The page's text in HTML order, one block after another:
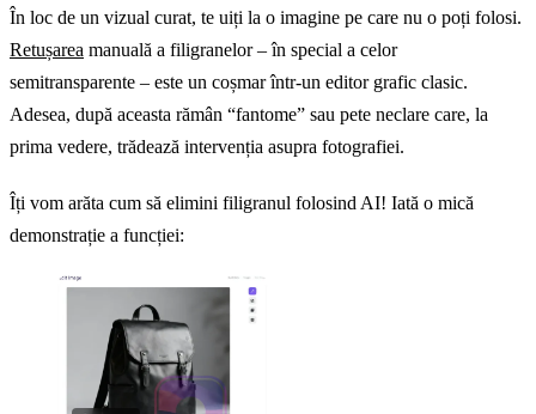
În loc de un vizual curat, te uiți la o imagine pe care nu o poți folosi.
Retușarea manuală a filigranelor – în special a celor
semitransparente – este un coșmar într-un editor grafic clasic.
Adesea, după aceasta rămân “fantome” sau pete neclare care, la
prima vedere, trădează intervenția asupra fotografiei.
Îți vom arăta cum să elimini filigranul folosind AI! Iată o mică
demonstrație a funcției: